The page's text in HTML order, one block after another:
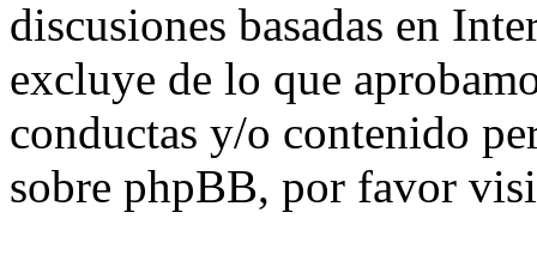
discusiones basadas en
excluye de lo que
conductas y/o contenido
sobre phpBB, por favor